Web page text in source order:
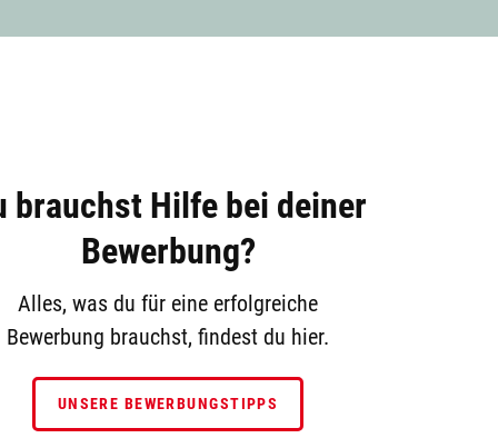
brauchst Hilfe bei deiner
Bewerbung?
Alles, was du für eine erfolgreiche
Bewerbung brauchst, findest du hier.
UNSERE BEWERBUNGSTIPPS